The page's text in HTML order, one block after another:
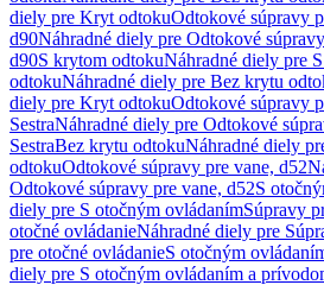
diely pre Kryt odtokuOdtokové súpravy
d90Náhradné diely pre Odtokové
d90S krytom odtokuNáhradné diely pre
odtokuNáhradné diely pre Bez krytu
diely pre Kryt odtokuOdtokové súpravy
SestraNáhradné diely pre Odtokové
SestraBez krytu odtokuNáhradné diely
odtokuOdtokové súpravy pre vane, d52
Odtokové súpravy pre vane, d52S
diely pre S otočným ovládanímSúpravy
otočné ovládanieNáhradné diely pre
pre otočné ovládanieS otočným
diely pre S otočným ovládaním a